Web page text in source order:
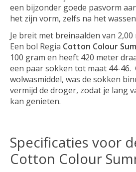
een bijzonder goede pasvorm
het zijn vorm, zelfs na het
Je breit met breinaalden van 2,00
Een bol Regia Cotton Colour
100 gram en heeft 420 meter
een paar sokken tot maat 44-46.
wolwasmiddel, was de sokken
vermijd de droger, zodat je lang
kan genieten.
Specificaties voor
Cotton Colour